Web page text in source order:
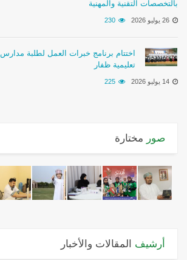
بالتخصصات التقنية والمهنية
26 يوليو 2026 230
اختتام برنامج خبرات العمل لطلبة مدارس
تعليمية ظفار
14 يوليو 2026 225
صور مختارة
أرشيف المقالات والأخبار